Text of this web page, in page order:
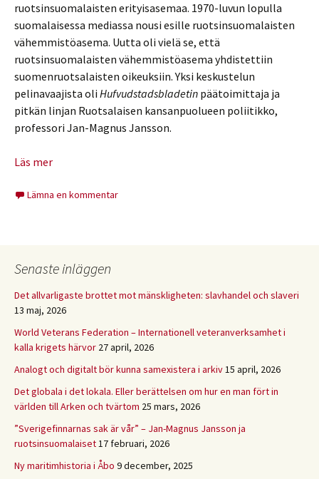
ruotsinsuomalaisten erityisasemaa. 1970-luvun lopulla
suomalaisessa mediassa nousi esille ruotsinsuomalaisten
vähemmistöasema. Uutta oli vielä se, että
ruotsinsuomalaisten vähemmistöasema yhdistettiin
suomenruotsalaisten oikeuksiin. Yksi keskustelun
pelinavaajista oli Hufvudstadsbladetin päätoimittaja ja
pitkän linjan Ruotsalaisen kansanpuolueen poliitikko,
professori Jan-Magnus Jansson.
Läs mer
Lämna en kommentar
Senaste inläggen
Det allvarligaste brottet mot mänskligheten: slavhandel och slaveri
13 maj, 2026
World Veterans Federation – Internationell veteranverksamhet i
kalla krigets härvor 27 april, 2026
Analogt och digitalt bör kunna samexistera i arkiv15 april, 2026
Det globala i det lokala. Eller berättelsen om hur en man fört in
världen till Arken och tvärtom 25 mars, 2026
”Sverigefinnarnas sak är vår” – Jan-Magnus Jansson ja
ruotsinsuomalaiset17 februari, 2026
Ny maritimhistoria i Åbo 9 december, 2025